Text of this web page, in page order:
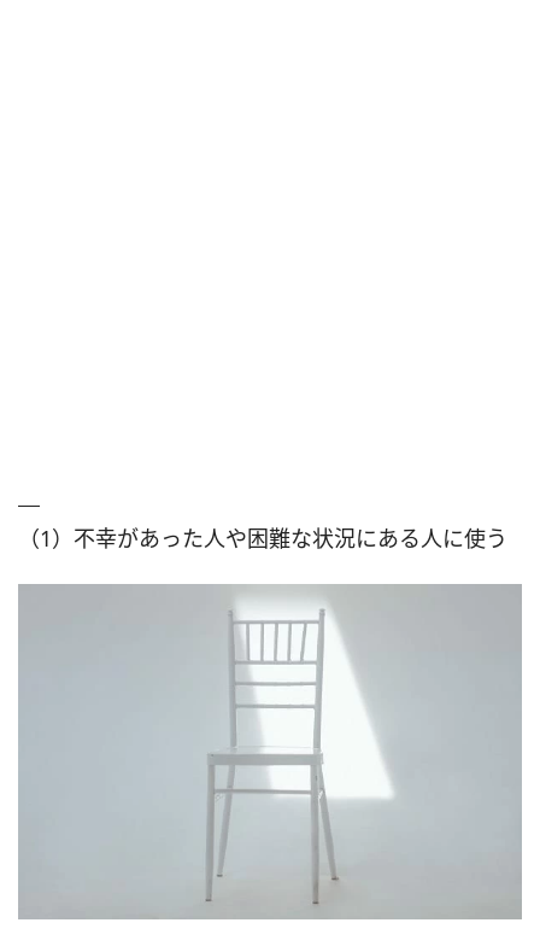
（1）不幸があった人や困難な状況にある人に使う